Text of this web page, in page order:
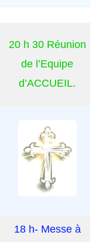
20 h 30 Réunion
de l’Equipe
d’ACCUEIL.
18 h- Messe à